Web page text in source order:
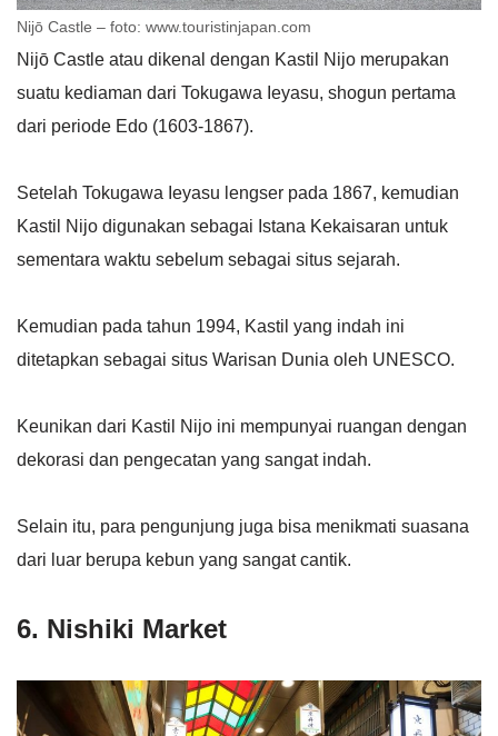
Nijō Castle – foto: www.touristinjapan.com
Nijō Castle atau dikenal dengan Kastil Nijo merupakan
suatu kediaman dari Tokugawa Ieyasu, shogun pertama
dari periode Edo (1603-1867).
Setelah Tokugawa Ieyasu lengser pada 1867, kemudian
Kastil Nijo digunakan sebagai Istana Kekaisaran untuk
sementara waktu sebelum sebagai situs sejarah.
Kemudian pada tahun 1994, Kastil yang indah ini
ditetapkan sebagai situs Warisan Dunia oleh UNESCO.
Keunikan dari Kastil Nijo ini mempunyai ruangan dengan
dekorasi dan pengecatan yang sangat indah.
Selain itu, para pengunjung juga bisa menikmati suasana
dari luar berupa kebun yang sangat cantik.
6. Nishiki Market